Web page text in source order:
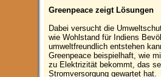
Greenpeace zeigt Lösungen
Dabei versucht die
wie Wohlstand für Indiens
umweltfreundlich entstehen
Greenpeace beispielhaft, wie
zu Elektrizität bekommt, das
Stromversorgung gewartet hat.